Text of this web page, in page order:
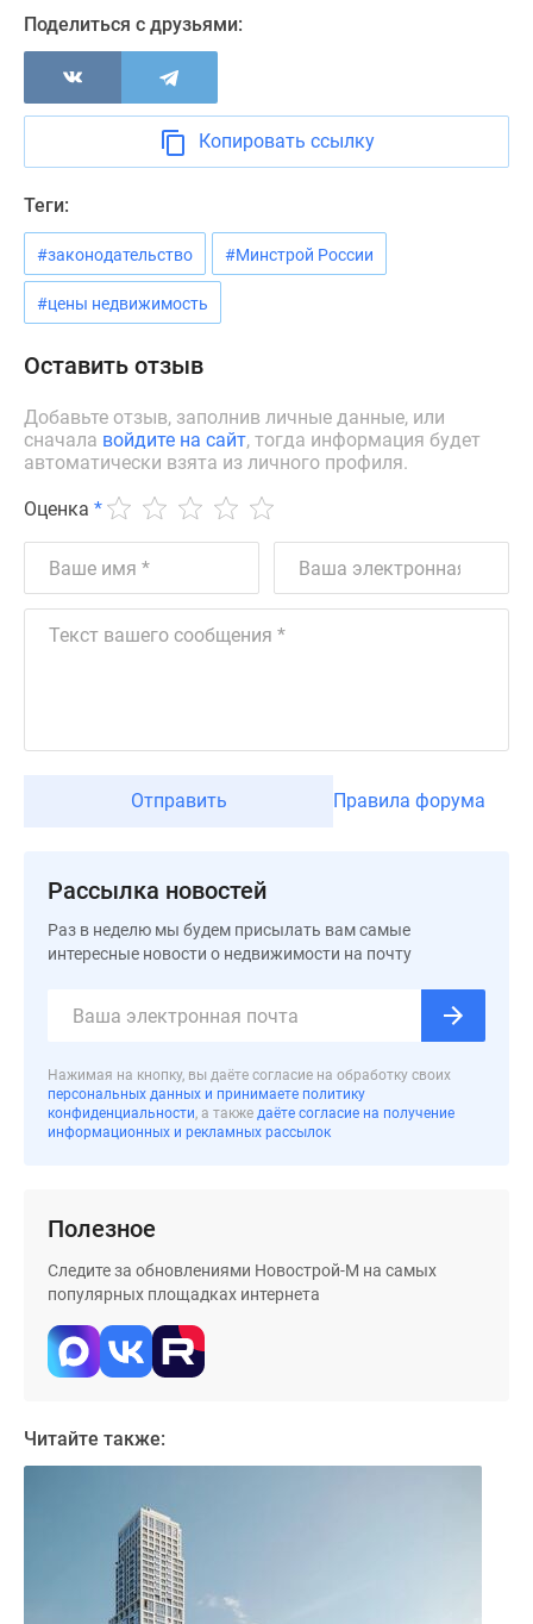
Медиа
Новости
недвижимости
Мнение
Покупателю
Экспертиза
новостроек
Эксперты
авторы
проекте
Контакты
Реклама
сайте
Машино-
#рассрочка
скидками
Субсидированная
застройщиком
Rutube
Москве
Программа
реновации
Москве
Новостройки
класса
Новостройки
Поделиться с друзьями:
Копировать ссылку
Теги:
#законодательство #Минстрой России
#цены недвижимость
Оставить отзыв
Добавьте отзыв, заполнив личные данные, или
сначала войдите на сайт, тогда информация будет
автоматически взята из личного профиля.
Оценка *
Отправить Правила форума
Рассылка новостей
Раз в неделю мы будем присылать вам самые
интересные новости о недвижимости на почту
Нажимая на кнопку, вы даёте согласие на обработку своих
персональных данных и принимаете политику
конфиденциальности, а также даёте согласие на получение
информационных и рекламных рассылок
Полезное
Следите за обновлениями Новострой-М на самых
популярных площадках интернета
Читайте также: